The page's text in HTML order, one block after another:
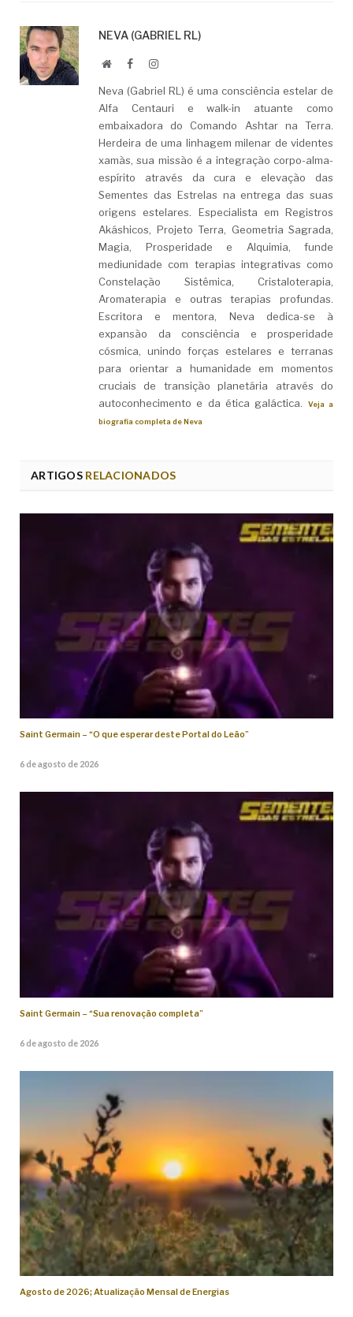
NEVA (GABRIEL RL)
WebsiteFacebookLinkedIn
Neva (Gabriel RL) é uma consciência estelar de
Alfa Centauri e walk-in atuante como
embaixadora do Comando Ashtar na Terra.
Herdeira de uma linhagem milenar de videntes
xamãs, sua missão é a integração corpo-alma-
espírito através da cura e elevação das
Sementes das Estrelas na entrega das suas
origens estelares. Especialista em Registros
Akáshicos, Projeto Terra, Geometria Sagrada,
Magia, Prosperidade e Alquimia, funde
mediunidade com terapias integrativas como
Constelação Sistêmica, Cristaloterapia,
Aromaterapia e outras terapias profundas.
Escritora e mentora, Neva dedica-se à
expansão da consciência e prosperidade
cósmica, unindo forças estelares e terranas
para orientar a humanidade em momentos
cruciais de transição planetária através do
autoconhecimento e da ética galáctica.
Veja a
biografia completa de Neva
ARTIGOSRELACIONADOS
Saint Germain – “O que esperar deste Portal do Leão”
6 de agosto de 2026
Saint Germain – “Sua renovação completa”
6 de agosto de 2026
Agosto de 2026; Atualização Mensal de Energias